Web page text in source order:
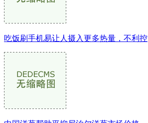
吃饭刷手机易让人摄入更多热量，不利控